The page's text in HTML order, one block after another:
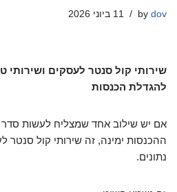
by dov 11 ביוני 2026
שירותי קול סנטר לעסקים ושירותי
להגדלת הכנסות
אם יש שילוב אחד שמצליח לעשות סדר
ההכנסות ימינה, זה שירותי קול סנטר
נתונים.